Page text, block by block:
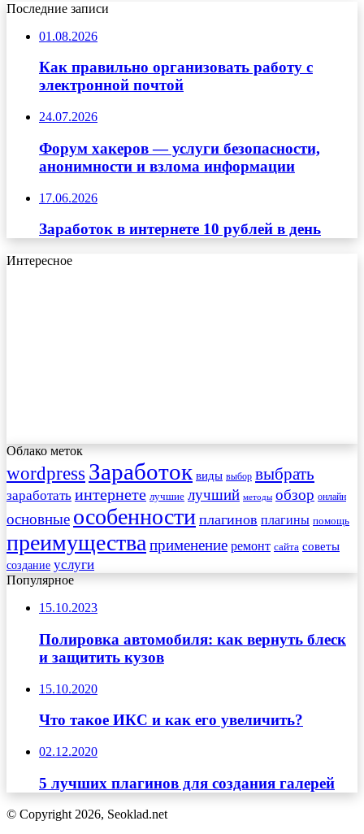
Последние записи
01.08.2026
Как правильно организовать работу с
электронной почтой
24.07.2026
Форум хакеров — услуги безопасности,
анонимности и взлома информации
17.06.2026
Заработок в интернете 10 рублей в день
Интересное
Облако меток
wordpress Заработок виды выбор выбрать
заработать интернете лучшие лучший методы обзор онлайн
основные особенности плагинов плагины помощь
преимущества применение ремонт сайта советы
создание услуги
Популярное
15.10.2023
Полировка автомобиля: как вернуть блеск
и защитить кузов
15.10.2020
Что такое ИКС и как его увеличить?
02.12.2020
5 лучших плагинов для создания галерей
© Copyright 2026, Seoklad.net